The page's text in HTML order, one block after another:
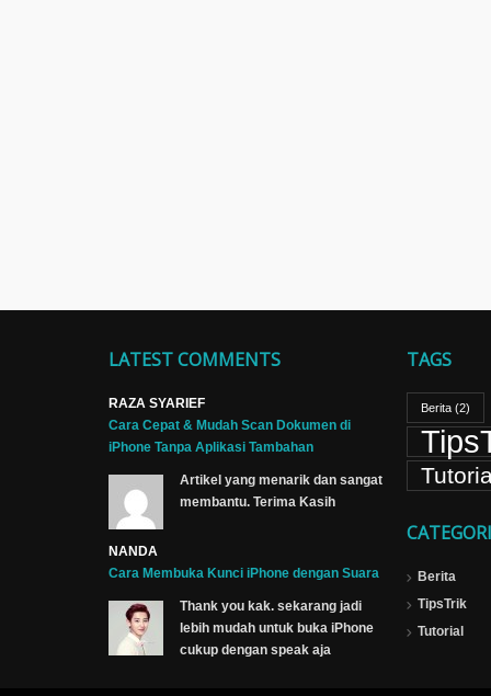
LATEST COMMENTS
RAZA SYARIEF
Cara Cepat & Mudah Scan Dokumen di
iPhone Tanpa Aplikasi Tambahan
Artikel yang menarik dan sangat
membantu. Terima Kasih
NANDA
Cara Membuka Kunci iPhone dengan Suara
Thank you kak. sekarang jadi
lebih mudah untuk buka iPhone
cukup dengan speak aja
TAGS
Berita(2)
Berita
TipsTrik
Tutorial